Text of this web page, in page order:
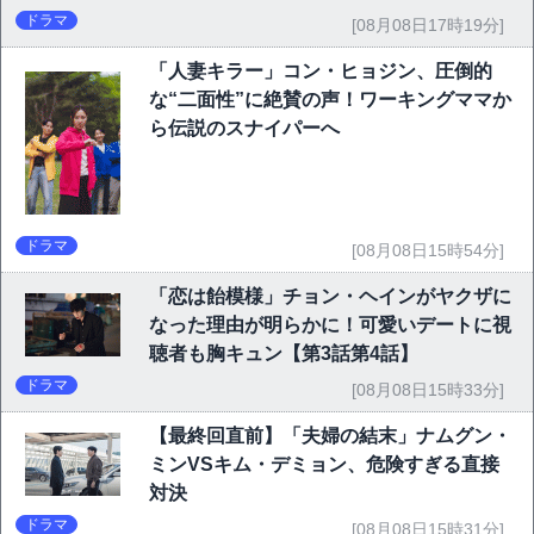
ドラマ [08月08日17時19分]
「人妻キラー」コン・ヒョジン、圧倒的
な“二面性”に絶賛の声！ワーキングママか
ら伝説のスナイパーへ
ドラマ [08月08日15時54分]
「恋は飴模様」チョン・ヘインがヤクザに
なった理由が明らかに！可愛いデートに視
聴者も胸キュン【第3話第4話】
ドラマ [08月08日15時33分]
【最終回直前】「夫婦の結末」ナムグン・
ミンVSキム・デミョン、危険すぎる直接
対決
ドラマ [08月08日15時31分]